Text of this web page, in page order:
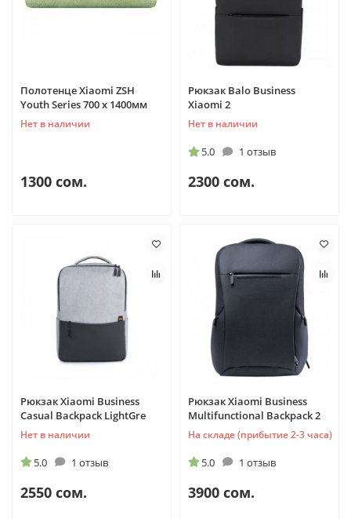
Полотенце Xiaomi ZSH
Youth Series 700 x 1400мм
Нет в наличии
1300 сом.
Рюкзак Balo Business
Xiaomi 2
Нет в наличии
5.0 1 отзыв
2300 сом.
Рюкзак Xiaomi Business
Casual Backpack LightGre
Нет в наличии
5.0 1 отзыв
2550 сом.
Рюкзак Xiaomi Business
Multifunctional Backpack 2
На складе (прибытие 2-3 часа)
5.0 1 отзыв
3900 сом.